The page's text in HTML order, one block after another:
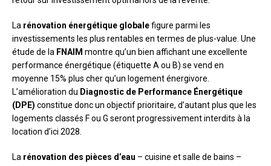
La rénovation énergétique globalefigure parmi les
investissements les plus rentables en termes de plus-value. Une
étude de la FNAIM montre qu’un bien affichant une excellente
performance énergétique (étiquette A ou B) se vend en
moyenne 15% plus cher qu’un logement énergivore.
L’amélioration du Diagnostic de Performance Énergétique
(DPE) constitue donc un objectif prioritaire, d’autant plus que les
logements classés F ou G seront progressivement interdits à la
location d’ici 2028.
La rénovation des pièces d’eau – cuisine et salle de bains –